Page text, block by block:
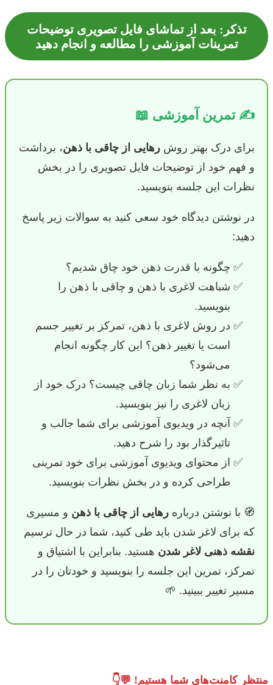
تذکر: بعد از تماشای فایل تصویری توضیحات
تمرینات آموزشی را مطالعه و انجام دهید
✍️ تمرین آموزشی 📖
برای درک بهتر روش رهایی از چاقی با ذهن، برداشت
و فهم خود از توضیحات فایل تصویری را در بخش
نظرات این جلسه بنویسید.
در نوشتن دیدگاه خود سعی کنید به سوالات زیر پاسخ
دهید:
چگونه با قدرت ذهن خود چاق شدیم؟
شباهت لاغری با ذهن و چاقی با ذهن را
بنویسید.
در روش لاغری با ذهن، تمرکز بر تغییر جسم
است یا تغییر ذهن؟ این کار چگونه انجام
می‌شود؟
به نظر شما زبان چاقی چیست؟ درک خود از
زبان لاغری را نیز بنویسید.
آنچه در ویدیوی آموزشی برای شما جالب و
تاثیرگذار بود را شرح دهید.
از محتوای ویدیوی آموزشی برای خود تمرینی
طراحی کرده و در بخش نظرات بنویسید.
🧭 با نوشتن درباره رهایی از چاقی با ذهن و مسیری
که برای لاغر شدن باید طی کنید، شما در حال ترسیم
نقشه ذهنی لاغر شدن هستید. بنابراین با اشتیاق و
تمرکز، تمرین این جلسه را بنویسید و خودتان را در
مسیر تغییر ببینید. 🌱
منتظر کامنت‌های شما هستیم! 💬👇